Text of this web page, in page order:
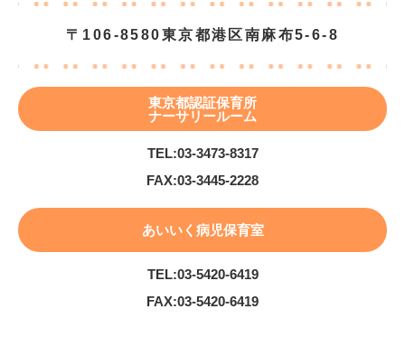
〒106-8580東京都港区南麻布5-6-8
東京都認証保育所
ナーサリールーム
TEL:03-3473-8317
FAX:03-3445-2228
あいいく病児保育室
TEL:03-5420-6419
FAX:03-5420-6419